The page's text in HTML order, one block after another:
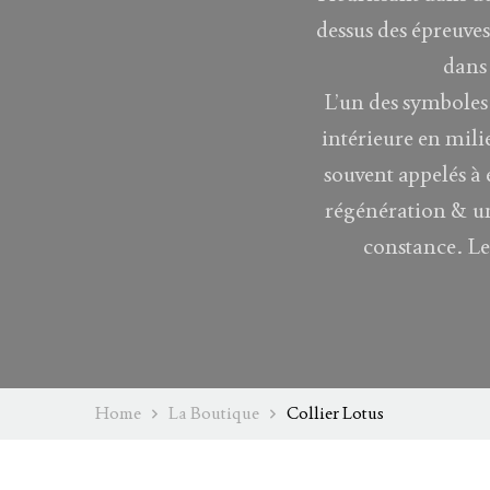
dessus des
L’un des
intérieure en
souvent appelés
régénération &
constance.
Home La Boutique Collier Lotus